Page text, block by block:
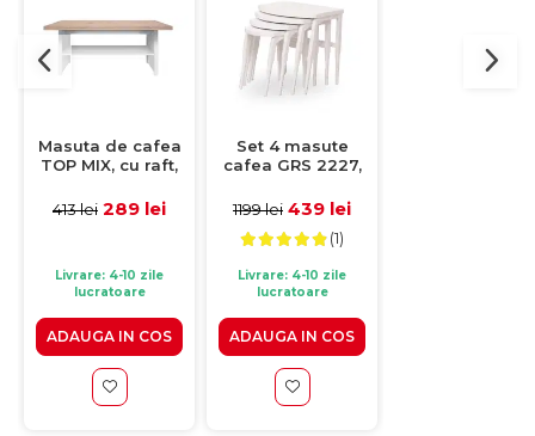
Masuta de cafea
TOP MIX, cu raft,
413 lei 289 lei
Livrare: 4-10 zile
lucratoare
ADAUGA IN COS
Set 4 masute
cafea GRS 2227,
1199 lei 439 lei
(1)
Livrare: 4-10 zile
lucratoare
ADAUGA IN COS